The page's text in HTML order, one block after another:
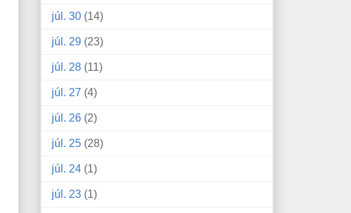
júl. 30 (14)
júl. 29 (23)
júl. 28 (11)
júl. 27 (4)
júl. 26 (2)
júl. 25 (28)
júl. 24 (1)
júl. 23 (1)